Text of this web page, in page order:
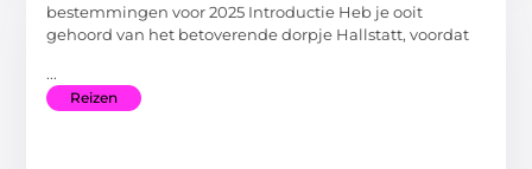
bestemmingen voor 2025 Introductie Heb je ooit
gehoord van het betoverende dorpje Hallstatt, voordat
...
Reizen